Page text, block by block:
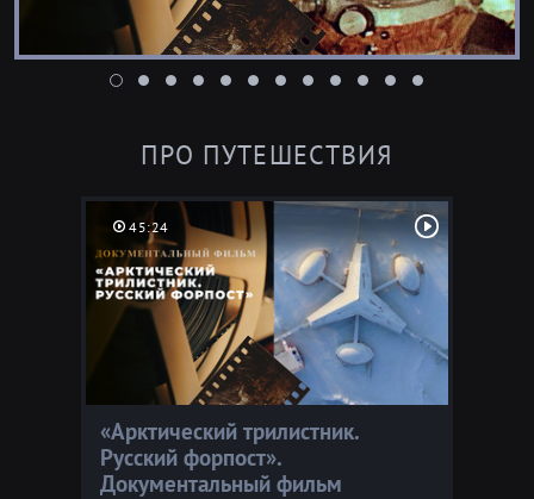
«Гагарин. Человек, сошедший с небес». Документальный
ПРО ПУТЕШЕСТВИЯ
45:24
«Арктический трилистник.
Русский форпост».
Документальный фильм